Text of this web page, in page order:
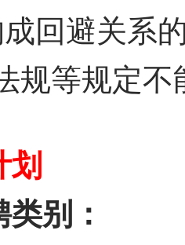
回避关系
规等规定
类别：